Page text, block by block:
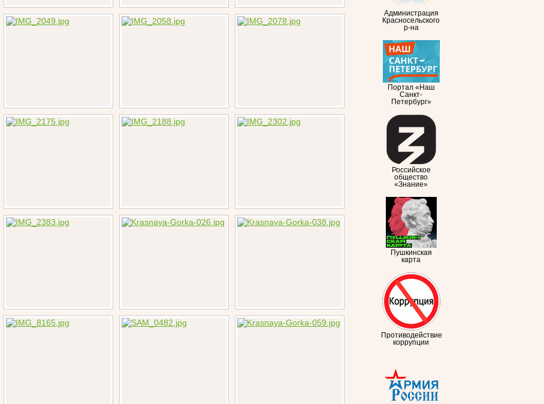
Администрация
Красносельского
р-на
Портал «Наш
Санкт-
Петербург»
Российское
общество
«Знание»
Пушкинская
карта
Противодействие
коррупции